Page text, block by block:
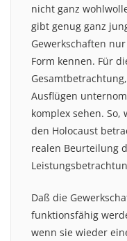
nicht ganz
gibt genug ganz
Gewerkschaften
Form kennen. Für
Ausflügen
komplex sehen.
den Holocaust
realen Beurteilung
Daß die
funktionsfähig
wenn sie wieder